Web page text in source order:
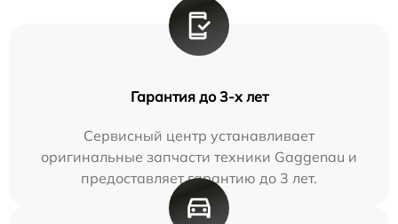
Гарантия до 3-х лет
Сервисный центр устанавливает
оригинальные запчасти техники Gaggenau и
предоставляет гарантию до 3 лет.